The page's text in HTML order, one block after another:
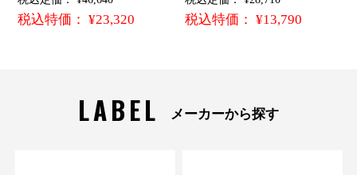
税込特価： ¥23,320 税込特価： ¥13,790
LABEL メーカーから探す